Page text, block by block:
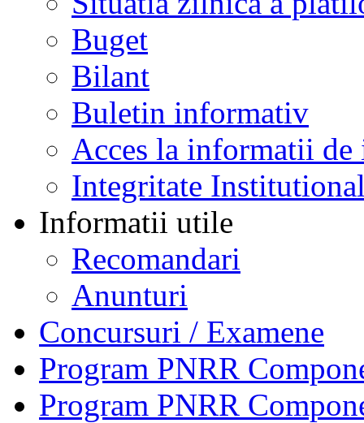
Buget
Bilant
Buletin informativ
Acces la informatii de
Integritate
Informatii utile
Recomandari
Anunturi
Concursuri / Examene
Program PNRR
Program PNRR